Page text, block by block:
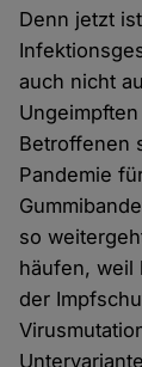
Denn jetzt
auch nicht
Betroffenen
Pandemie
so
häufen, weil
der